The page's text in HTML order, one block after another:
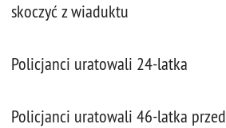
skoczyć z wiaduktu
Policjanci uratowali 24-latka
Policjanci uratowali 46-latka przed